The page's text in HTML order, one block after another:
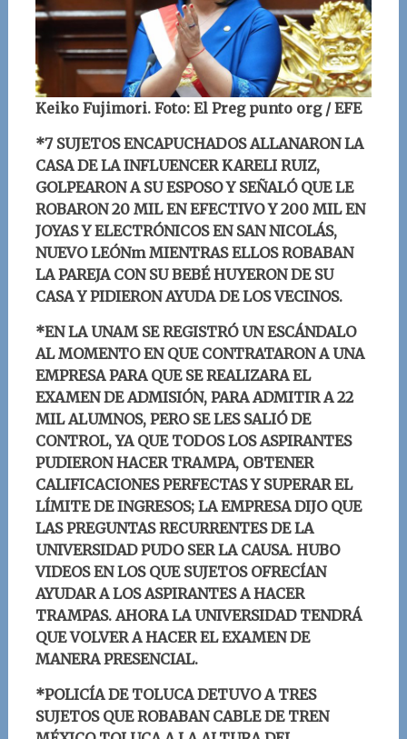
Keiko Fujimori. Foto: El Preg punto org / EFE
*7 SUJETOS ENCAPUCHADOS ALLANARON LA
CASA DE LA INFLUENCER KARELI RUIZ,
GOLPEARON A SU ESPOSO Y SEÑALÓ QUE LE
ROBARON 20 MIL EN EFECTIVO Y 200 MIL EN
JOYAS Y ELECTRÓNICOS EN SAN NICOLÁS,
NUEVO LEÓNm MIENTRAS ELLOS ROBABAN
LA PAREJA CON SU BEBÉ HUYERON DE SU
CASA Y PIDIERON AYUDA DE LOS VECINOS.
*EN LA UNAM SE REGISTRÓ UN ESCÁNDALO
AL MOMENTO EN QUE CONTRATARON A UNA
EMPRESA PARA QUE SE REALIZARA EL
EXAMEN DE ADMISIÓN, PARA ADMITIR A 22
MIL ALUMNOS, PERO SE LES SALIÓ DE
CONTROL, YA QUE TODOS LOS ASPIRANTES
PUDIERON HACER TRAMPA, OBTENER
CALIFICACIONES PERFECTAS Y SUPERAR EL
LÍMITE DE INGRESOS; LA EMPRESA DIJO QUE
LAS PREGUNTAS RECURRENTES DE LA
UNIVERSIDAD PUDO SER LA CAUSA. HUBO
VIDEOS EN LOS QUE SUJETOS OFRECÍAN
AYUDAR A LOS ASPIRANTES A HACER
TRAMPAS. AHORA LA UNIVERSIDAD TENDRÁ
QUE VOLVER A HACER EL EXAMEN DE
MANERA PRESENCIAL.
*POLICÍA DE TOLUCA DETUVO A TRES
SUJETOS QUE ROBABAN CABLE DE TREN